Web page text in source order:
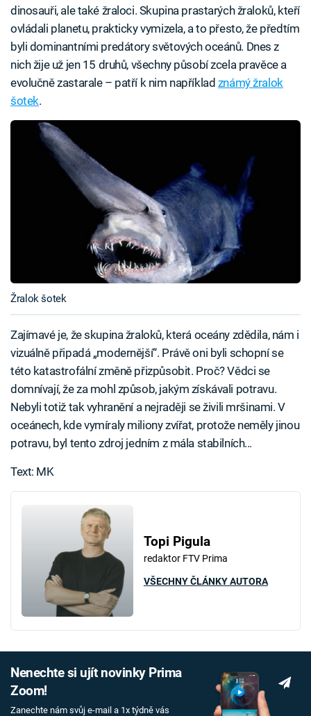
dinosauři, ale také žraloci. Skupina prastarých žraloků, kteří
ovládali planetu, prakticky vymizela, a to přesto, že předtím
byli dominantními predátory světových oceánů. Dnes z
nich žije už jen 15 druhů, všechny působí zcela pravěce a
evolučně zastarale – patří k nim například známý žralok
šotek.
Žralok šotek
Zajímavé je, že skupina žraloků, která oceány zdědila, nám i
vizuálně připadá „modernější“. Právě oni byli schopní se
této katastrofální změně přizpůsobit. Proč? Vědci se
domnívají, že za mohl způsob, jakým získávali potravu.
Nebyli totiž tak vyhranění a nejraději se živili mršinami. V
oceánech, kde vymíraly miliony zvířat, protože neměly jinou
potravu, byl tento zdroj jedním z mála stabilních...
Text: MK
Topi Pigula
redaktor FTV Prima
VŠECHNY ČLÁNKY AUTORA
Nenechte si ujít novinky Prima
Zoom!
Zanechte nám svůj e-mail a 1x týdně vás